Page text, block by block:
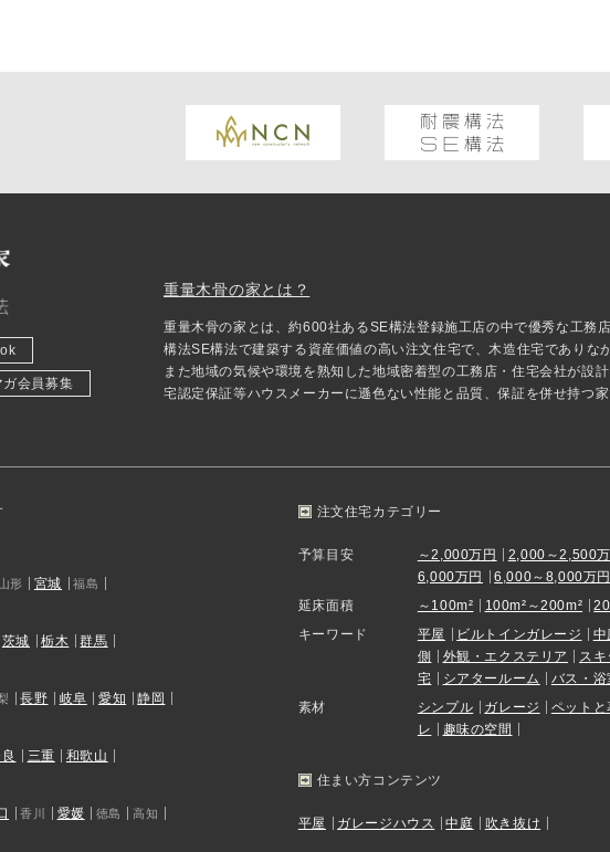
ガ会員募集
重量木骨の家とは？
重量木骨の家とは、約600社あるSE構法登録施工店の中で優秀な工務
構法SE構法で建築する資産価値の高い注文住宅で、木造住宅でありな
また地域の気候や環境を熟知した地域密着型の工務店・住宅会社が設
宅認定保証等ハウスメーカーに遜色ない性能と品質、保証を併せ持つ家
山形 宮城 福島
茨城 栃木
群馬
長野 岐阜 愛知
静岡
三重
和歌山
香川 愛媛 徳島 高知
注文住宅カテゴリー
予算目安 ～2,000万円 2,000～2,500
6,000万円
6,000～8,000万円
延床面積
～100m² 100m²～200m²
キーワード
平屋 ビルトインガレージ 中
側
外観・エクステリア スキ
宅
シアタールーム バス・浴
素材
シンプル ガレージ ペットと
レ
趣味の空間
住まい方コンテンツ
平屋 ガレージハウス 中庭 吹き抜け